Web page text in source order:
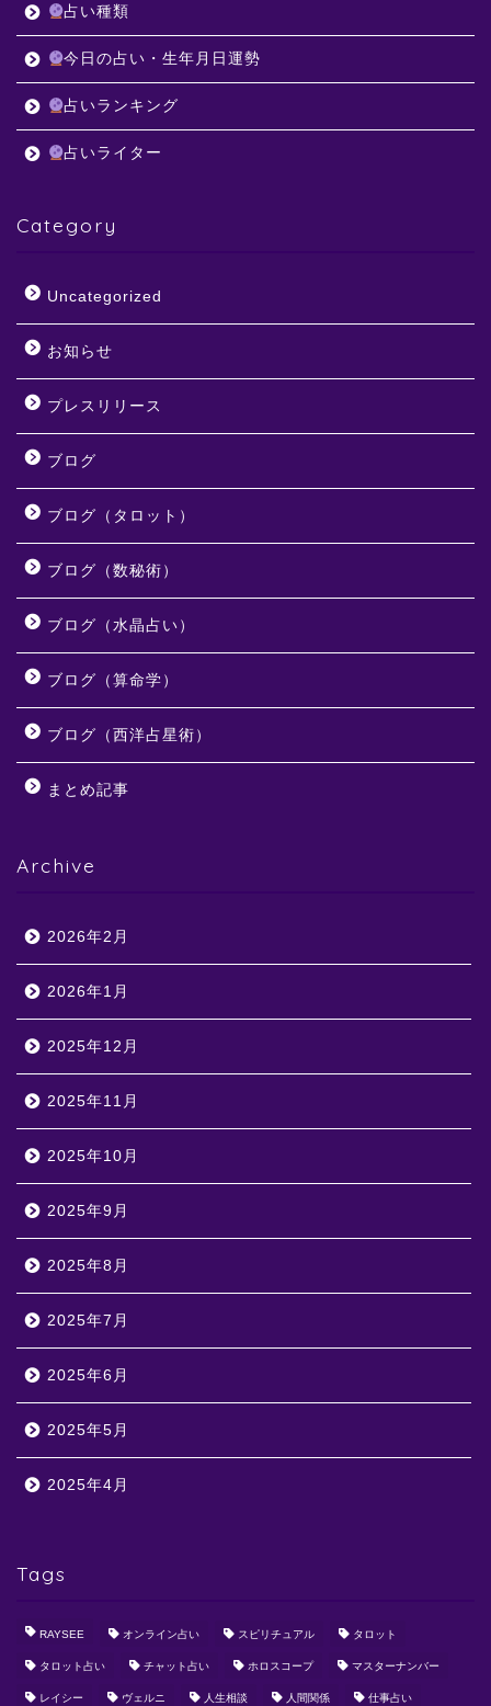
占い種類
今日の占い・生年月日運勢
占いランキング
占いライター
Category
Uncategorized
お知らせ
プレスリリース
ブログ
ブログ（タロット）
ブログ（数秘術）
ブログ（水晶占い）
ブログ（算命学）
ブログ（西洋占星術）
まとめ記事
Archive
2026年2月
2026年1月
2025年12月
2025年11月
2025年10月
2025年9月
2025年8月
2025年7月
2025年6月
2025年5月
2025年4月
Tags
RAYSEE オンライン占い スピリチュアル タロット
タロット占い チャット占い ホロスコープ マスターナンバー
レイシー ヴェルニ 人生相談 人間関係 仕事占い